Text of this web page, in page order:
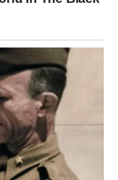
promenu. Počeće
mogu da prime
počinje prava